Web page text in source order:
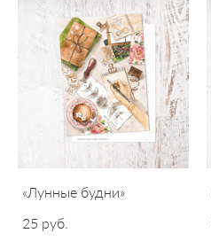
«Лунные будни»
25 pуб.